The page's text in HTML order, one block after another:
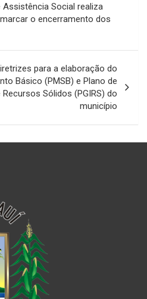
Assistência Social realiza
o encerramento dos
para a elaboração do
Básico (PMSB) e Plano de
Sólidos (PGIRS) do
município